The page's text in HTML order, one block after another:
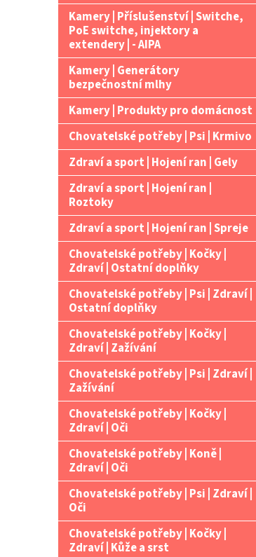
Kamery | Příslušenství | Switche,
PoE switche, injektory a
extendery | - AIPA
Kamery | Generátory
bezpečnostní mlhy
Kamery | Produkty pro domácnost
Chovatelské potřeby | Psi | Krmivo
Zdraví a sport | Hojení ran | Gely
Zdraví a sport | Hojení ran |
Roztoky
Zdraví a sport | Hojení ran | Spreje
Chovatelské potřeby | Kočky |
Zdraví | Ostatní doplňky
Chovatelské potřeby | Psi | Zdraví |
Ostatní doplňky
Chovatelské potřeby | Kočky |
Zdraví | Zažívání
Chovatelské potřeby | Psi | Zdraví |
Zažívání
Chovatelské potřeby | Kočky |
Zdraví | Oči
Chovatelské potřeby | Koně |
Zdraví | Oči
Chovatelské potřeby | Psi | Zdraví |
Oči
Chovatelské potřeby | Kočky |
Zdraví | Kůže a srst